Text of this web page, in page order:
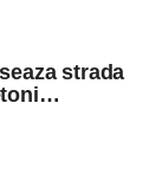
copiilor, în
orașului”
strada